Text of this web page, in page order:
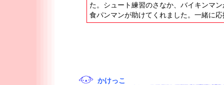
た。シュート練習のさなか、バイキンマ
食パンマンが助けてくれました。一緒に
かけっこ